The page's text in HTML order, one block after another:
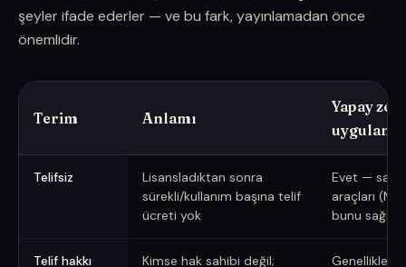
şeyler ifade ederler — ve bu fark, yayınlamadan önce
önemlidir.
Terim Anlamı
Yapay
Telifsiz
Lisansladıktan sonra
sürekli/kullanım başına telif
ücreti yok
Evet —
araçları
bunu sağlar
Telif hakkı
Kimse hak sahibi değil;
Genellikle